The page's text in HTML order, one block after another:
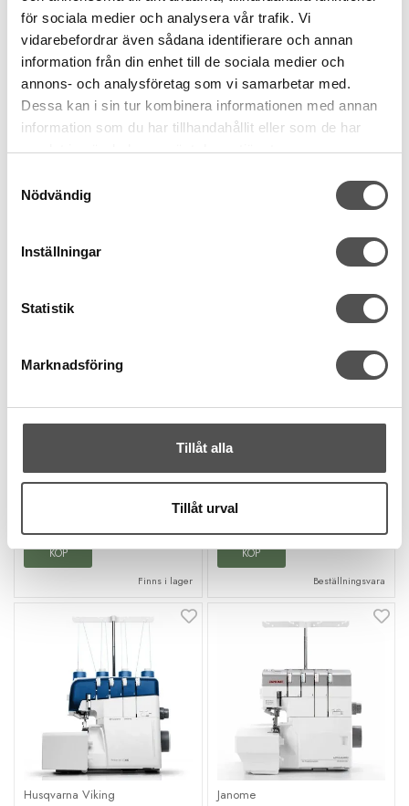
för sociala medier och analysera vår trafik. Vi
vidarebefordrar även sådana identifierare och annan
information från din enhet till de sociala medier och
annons- och analysföretag som vi samarbetar med.
Dessa kan i sin tur kombinera informationen med annan
information som du har tillhandahållit eller som de har
samlat in när du har använt deras tjänster.
Nödvändig
Inställningar
Statistik
Marknadsföring
Tillåt alla
Tillåt urval
Automatisk trådleverans
100% made in Japan
22 995 kr
KÖP
Finns i lager
Trådportionering
100% made in Japan
15 495 kr
KÖP
Finns i lager
Baby Lock
Cover Stitch maskin
Enklaste trädningen
KÖP
Finns i lager
Husqvarna Viking Amber
Air S|600
Unikt användarstöd
29 995 kr
KÖP
Beställningsvara
Husqvarna Viking Janome